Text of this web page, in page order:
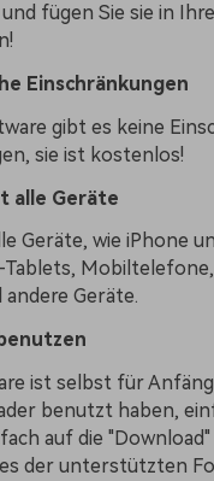
fügen Sie sie in
Einschränkungen
gibt es keine
sie ist kostenlos!
alle Geräte
Geräte, wie iPhone
Mobiltelefone,
Geräte.
ist selbst für
benutzt haben,
auf die
der unterstützten